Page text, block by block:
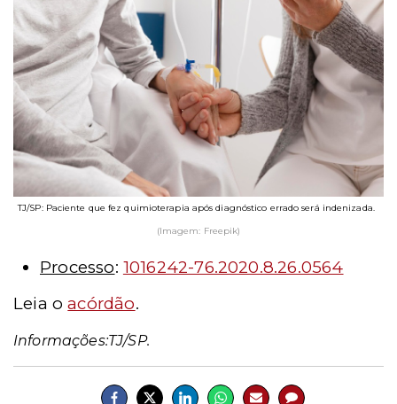
TJ/SP: Paciente que fez quimioterapia após diagnóstico errado será indenizada.
(Imagem: Freepik)
Processo: 1016242-76.2020.8.26.0564
Leia oacórdão.
Informações:TJ/SP.